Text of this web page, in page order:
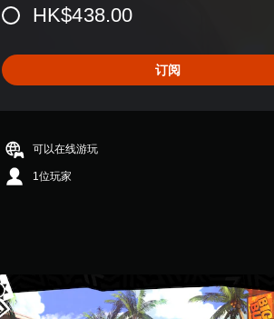
8
颗
（
满
5
星
1
）
HK$438.00
订阅
可以在线游玩
1位玩家